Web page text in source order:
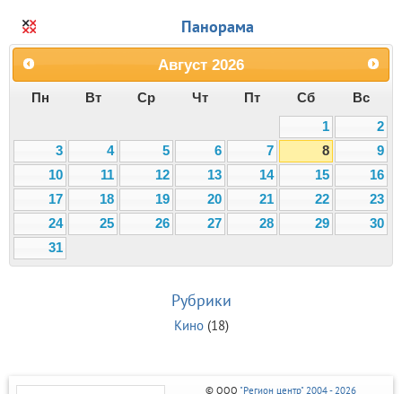
Панорама
Август 2026
Пн Вт Ср Чт Пт Сб
Вс
1
2
3
4 5 6 7 8
9
10
11 12 13 14 15
16
17
18 19 20 21 22
23
24
25 26 27 28 29
30
31
Рубрики
Кино(18)
© ООО "Регион центр" 2004 - 2026